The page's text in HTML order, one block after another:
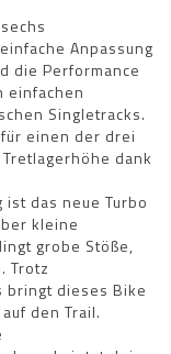
Anpassung
die Performance
einfachen
Singletracks.
einen der drei
dank
das neue Turbo
kleine
grobe Stöße,
Trotz
bringt dieses Bike
den Trail.